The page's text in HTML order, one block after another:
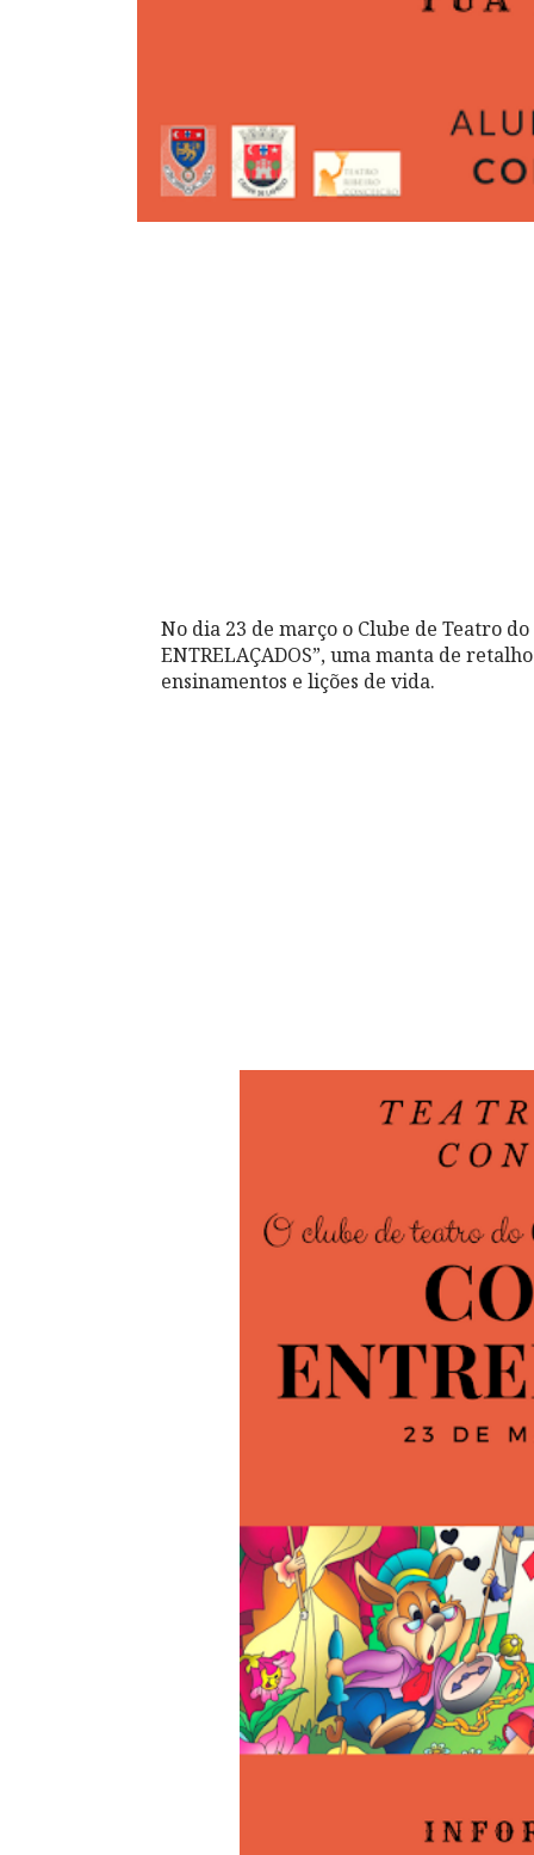
No dia 23 de março o Clube de Teatro
ENTRELAÇADOS”, uma manta de
ensinamentos e lições de vida.